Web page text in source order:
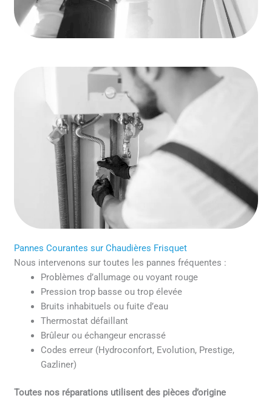
Pannes Courantes sur Chaudières Frisquet
Nous intervenons sur toutes les pannes fréquentes :
Problèmes d’allumage ou voyant rouge
Pression trop basse ou trop élevée
Bruits inhabituels ou fuite d’eau
Thermostat défaillant
Brûleur ou échangeur encrassé
Codes erreur (Hydroconfort, Evolution, Prestige,
Gazliner)
Toutes nos réparations utilisent des pièces d’origine